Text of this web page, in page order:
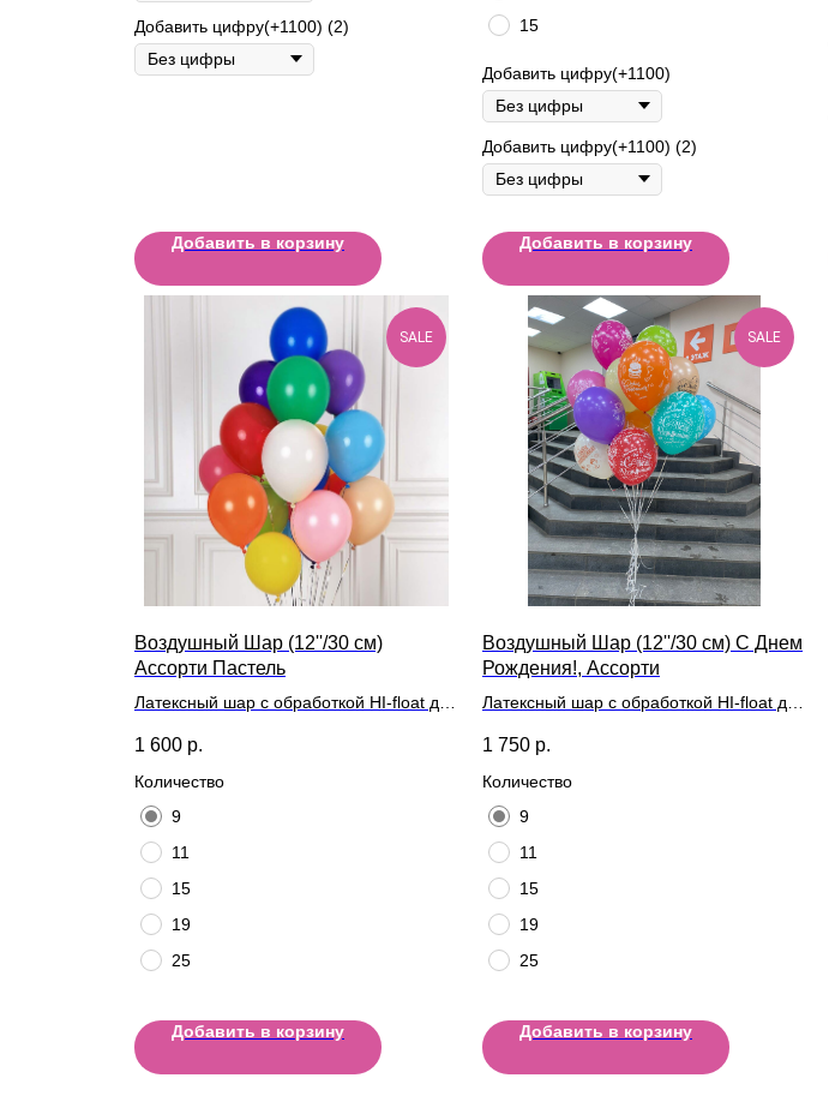
Добавить цифру(+1100) (2)
Добавить в корзину
15
Добавить цифру(+1100)
Добавить цифру(+1100) (2)
Добавить в корзину
SALE
Воздушный Шар (12''/30 см)
Ассорти Пастель
Латексный шар с обработкой HI-float для
1 600 р.
Количество
9
11
15
19
25
Добавить в корзину
SALE
Воздушный Шар (12''/30 см) С Днем
Рождения!, Ассорти
Латексный шар с обработкой HI-float для
1 750 р.
Количество
9
11
15
19
25
Добавить в корзину